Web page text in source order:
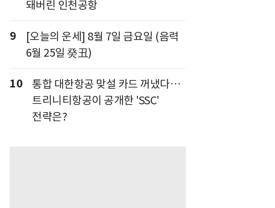
돼버린 인천공항
9
[오늘의 운세] 8월 7일 금요일 (음력
6월 25일 癸丑)
10
통합 대한항공 맞설 카드 꺼냈다…
트리니티항공이 공개한 'SSC'
전략은?